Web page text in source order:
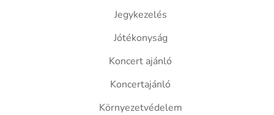
Jegykezelés
Jótékonyság
Koncert ajánló
Koncertajánló
Környezetvédelem